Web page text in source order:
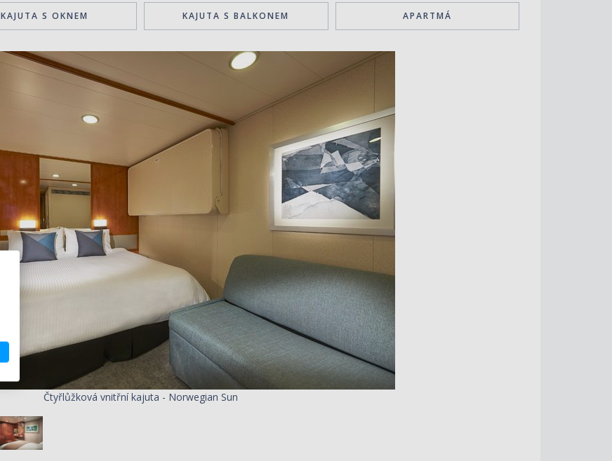
KAJUTA S OKNEM KAJUTA S BALKONEM APARTMÁ
Čtyřlůžková vnitřní kajuta - Norwegian Sun